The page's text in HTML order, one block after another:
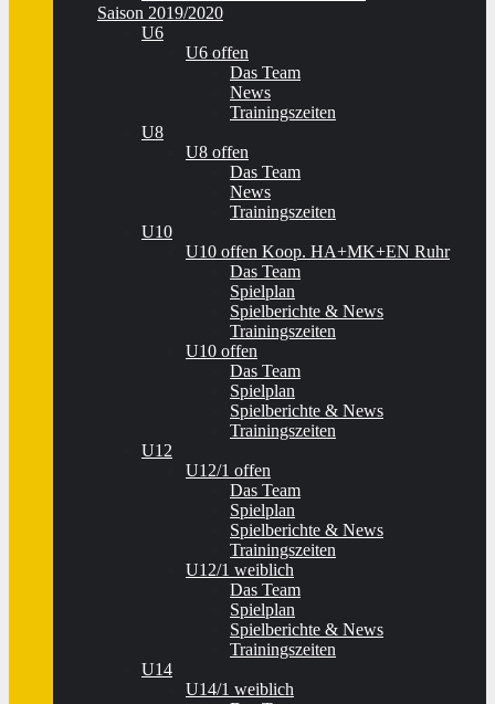
Saison 2019/2020
U6
U6 offen
Das Team
News
Trainingszeiten
U8
U8 offen
Das Team
News
Trainingszeiten
U10
U10 offen Koop. HA+MK+EN Ruhr
Das Team
Spielplan
Spielberichte & News
Trainingszeiten
U10 offen
Das Team
Spielplan
Spielberichte & News
Trainingszeiten
U12
U12/1 offen
Das Team
Spielplan
Spielberichte & News
Trainingszeiten
U12/1 weiblich
Das Team
Spielplan
Spielberichte & News
Trainingszeiten
U14
U14/1 weiblich